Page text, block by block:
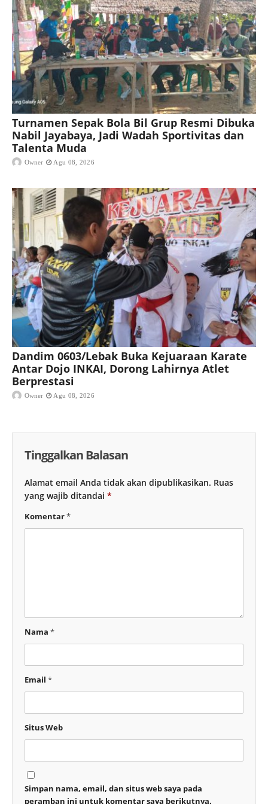
Turnamen Sepak Bola Bil Grup Resmi Dibuka
Nabil Jayabaya, Jadi Wadah Sportivitas dan
Talenta Muda
Owner Agu 08, 2026
Dandim 0603/Lebak Buka Kejuaraan Karate
Antar Dojo INKAI, Dorong Lahirnya Atlet
Berprestasi
Owner Agu 08, 2026
Tinggalkan Balasan
Alamat email Anda tidak akan dipublikasikan. Ruas
yang wajib ditandai *
Komentar*
Nama *
Email *
Situs Web
Simpan nama, email, dan situs web saya pada
peramban ini untuk komentar saya berikutnya.